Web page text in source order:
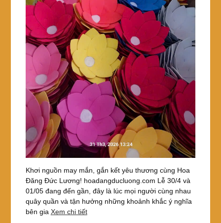
Khơi nguồn may mắn, gắn kết yêu thương cùng Hoa
Đăng Đức Lương! hoadangducluong.com Lễ 30/4 và
01/05 đang đến gần, đây là lúc mọi người cùng nhau
quây quần và tận hưởng những khoảnh khắc ý nghĩa
bên gia Xem chi tiết